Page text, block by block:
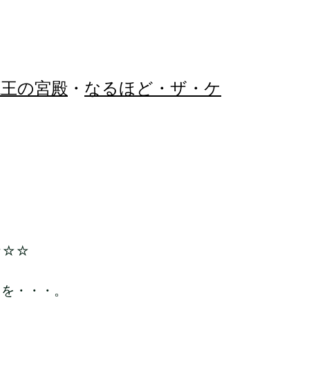
の宮殿 ・ なるほど・ザ・ケ
・・・。